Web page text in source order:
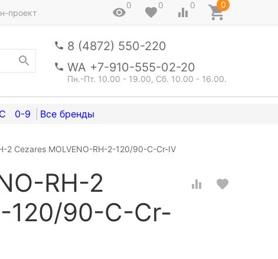
проект
0 0 0 0
8 (4872) 550-220
WA +7-910-555-02-20
Пн.-Пт. 10.00 - 19.00, Сб. 10.00 - 16.00.
С 0-9
2 Cezares MOLVENO-RH-2-120/90-C-Cr-IV
RH-2
120/90-C-Cr-